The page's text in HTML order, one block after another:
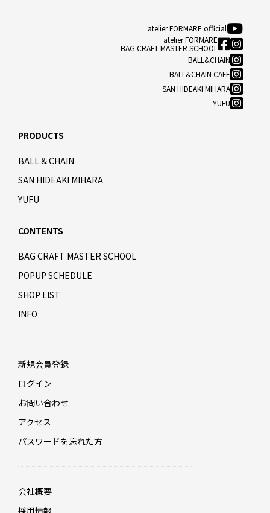
atelier FORMARE official
atelier FORMARE
BAG CRAFT MASTER SCHOOL
BALL&CHAIN
BALL&CHAIN CAFE
SAN HIDEAKI MIHARA
YUFU
PRODUCTS
BALL & CHAIN
SAN HIDEAKI MIHARA
YUFU
CONTENTS
BAG CRAFT MASTER SCHOOL
POPUP SCHEDULE
SHOP LIST
INFO
新規会員登録
ログイン
お問い合わせ
アクセス
パスワードを忘れた方
会社概要